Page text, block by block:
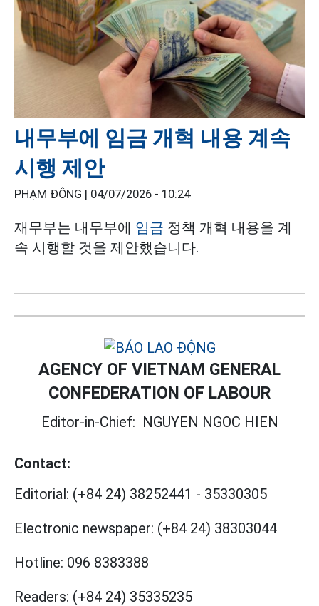
내무부에 임금 개혁 내용 계속
시행 제안
PHẠM ĐÔNG | 04/07/2026 - 10:24
재무부는 내무부에 임금 정책 개혁 내용을 계
속 시행할 것을 제안했습니다.
AGENCY OF VIETNAM GENERAL
CONFEDERATION OF LABOUR
Editor-in-Chief: NGUYEN NGOC HIEN
Contact:
Editorial: (+84 24) 38252441 - 35330305
Electronic newspaper: (+84 24) 38303044
Hotline: 096 8383388
Readers: (+84 24) 35335235